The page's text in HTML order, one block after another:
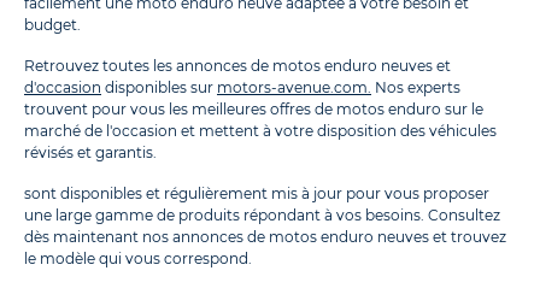
budget.
Retrouvez toutes les annonces de motos enduro neuves et
d'occasion disponibles sur motors-avenue.com. Nos experts
trouvent pour vous les meilleures offres de motos enduro sur le
marché de l'occasion et mettent à votre disposition des véhicules
révisés et garantis.
sont disponibles et régulièrement mis à jour pour vous proposer
une large gamme de produits répondant à vos besoins. Consultez
dès maintenant nos annonces de motos enduro neuves et trouvez
le modèle qui vous correspond.